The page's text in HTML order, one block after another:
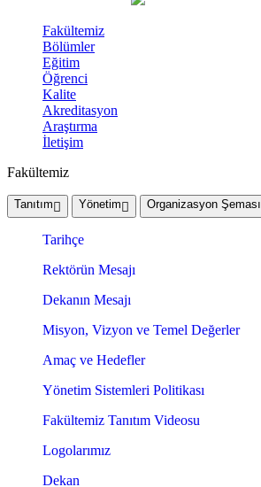
Fakültemiz
Bölümler
Eğitim
Öğrenci
Kalite
Akreditasyon
Araştırma
İletişim
Fakültemiz
Tanıtım Yönetim Organizasyon Şeması
Tarihçe
Rektörün Mesajı
Dekanın Mesajı
Misyon, Vizyon ve Temel Değerler
Amaç ve Hedefler
Yönetim Sistemleri Politikası
Fakültemiz Tanıtım Videosu
Logolarımız
Dekan